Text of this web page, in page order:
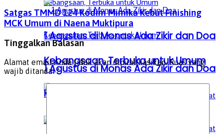
1 Agustus di Monas Ada Zikir dan Doa
Kebangsaan, Terbuka untuk Umum
1 Agustus di Monas Ada Zikir dan Doa
Kebangsaan, Terbuka untuk Umum
Satgas TMMD 124 Kodim Mimika Kebut Finishing
MCK Umum di Naena Muktipura
Tinggalkan Balasan
Alamat email Anda tidak akan dipublikasikan. Ruas yang
wajib ditandai*